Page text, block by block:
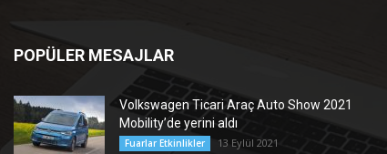
POPÜLER MESAJLAR
Volkswagen Ticari Araç Auto Show 2021
Mobility’de yerini aldı
Fuarlar Etkinlikler 13 Eylül 2021